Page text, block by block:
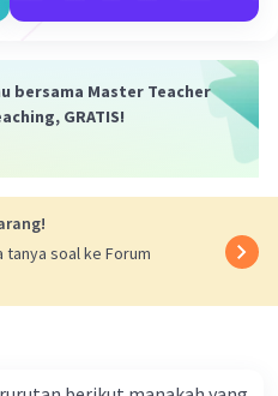
0,6 x 2 = 1,2 kg.
tersebut adalah:
bersama Master Teacher
GRATIS!
tanya soal ke Forum